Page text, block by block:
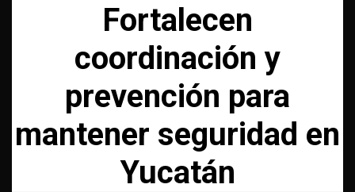
Fortalecen
coordinación y
prevención para
mantener seguridad en
Yucatán